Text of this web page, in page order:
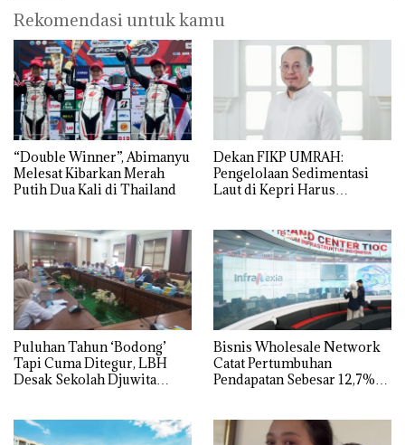
Rekomendasi untuk kamu
“Double Winner”, Abimanyu
Melesat Kibarkan Merah
Putih Dua Kali di Thailand
Dekan FIKP UMRAH:
Pengelolaan Sedimentasi
Laut di Kepri Harus
dengan Konservasi
Puluhan Tahun ‘Bodong’
Tapi Cuma Ditegur, LBH
Desak Sekolah Djuwita
Bisnis Wholesale Network
Catat Pertumbuhan
Pendapatan Sebesar 12,7%